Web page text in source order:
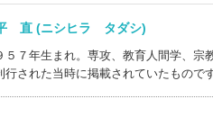
直 (ニシヒラ タダシ)
５７年生まれ。専攻、教育人間学、
行された当時に掲載されていたものです